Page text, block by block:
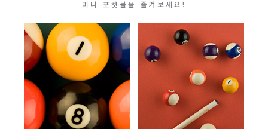
미니 포켓볼을 즐겨보세요!